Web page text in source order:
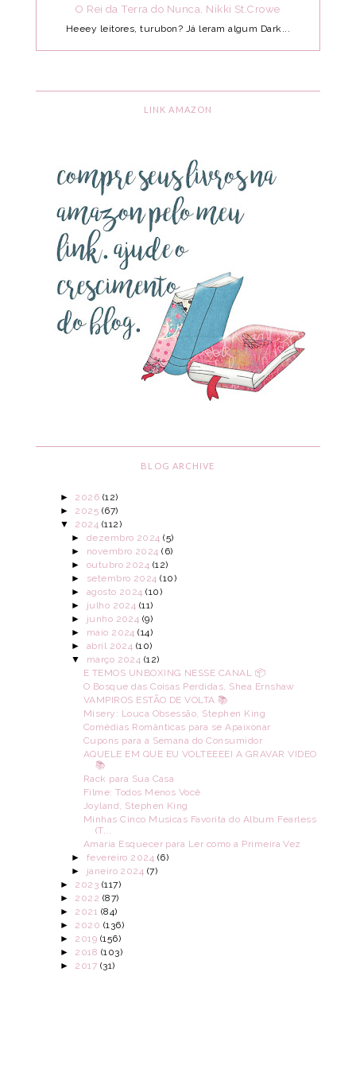
O Rei da Terra do Nunca, Nikki St.Crowe
Heeey leitores, turubon? Já leram algum Dark...
LINK AMAZON
BLOG ARCHIVE
► 2026 (12)
► 2025 (67)
▼ 2024 (112)
► dezembro 2024(5)
► novembro 2024(6)
► outubro 2024 (12)
► setembro 2024(10)
► agosto 2024(10)
► julho 2024 (11)
► junho 2024 (9)
► maio 2024(14)
► abril 2024 (10)
▼ março 2024 (12)
E TEMOS UNBOXING NESSE CANAL 📦
O Bosque das Coisas Perdidas, Shea Ernshaw
VAMPIROS ESTÃO DE VOLTA 📚
Misery: Louca Obsessão, Stephen King
Comédias Românticas para se Apaixonar
Cupons para a Semana do Consumidor
AQUELE EM QUE EU VOLTEEEEI A GRAVAR VIDEO
📚
Rack para Sua Casa
Filme: Todos Menos Você
Joyland, Stephen King
Minhas Cinco Musicas Favorita do Album Fearless
(T...
Amaria Esquecer para Ler como a Primeira Vez
► fevereiro 2024 (6)
► janeiro 2024 (7)
► 2023 (117)
► 2022 (87)
► 2021 (84)
► 2020 (136)
► 2019 (156)
► 2018 (103)
► 2017 (31)